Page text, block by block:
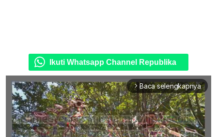
Ikuti Whatsapp Channel Republika
arrow_forward_ios Baca selengkapnya